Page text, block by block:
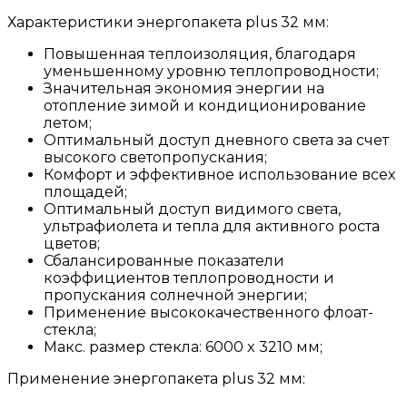
Характеристики энергопакета plus 32 мм:
Повышенная теплоизоляция, благодаря
уменьшенному уровню теплопроводности;
Значительная экономия энергии на
отопление зимой и кондиционирование
летом;
Оптимальный доступ дневного света за счет
высокого светопропускания;
Комфорт и эффективное использование всех
площадей;
Оптимальный доступ видимого света,
ультрафиолета и тепла для активного роста
цветов;
Сбалансированные показатели
коэффициентов теплопроводности и
пропускания солнечной энергии;
Применение высококачественного флоат-
стекла;
Макс. размер стекла: 6000 x 3210 мм;
Применение энергопакета plus 32 мм: